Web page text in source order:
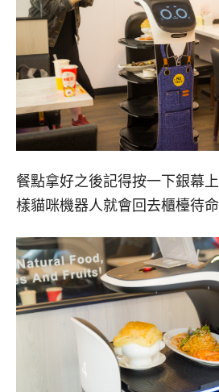
餐點拿好之後記得按一下銀幕
樣貓咪機器人就會回去櫃檯待命